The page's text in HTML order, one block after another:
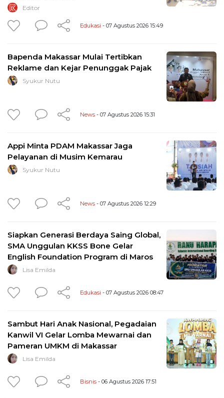
Editor
Edukasi - 07 Agustus 2026 15:49
Bapenda Makassar Mulai Tertibkan
Reklame dan Kejar Penunggak Pajak
Syukur Nutu
News - 07 Agustus 2026 15:31
Appi Minta PDAM Makassar Jaga
Pelayanan di Musim Kemarau
Syukur Nutu
News - 07 Agustus 2026 12:29
Siapkan Generasi Berdaya Saing Global,
SMA Unggulan KKSS Bone Gelar
English Foundation Program di Maros
Lisa Emilda
Edukasi - 07 Agustus 2026 08:47
Sambut Hari Anak Nasional, Pegadaian
Kanwil VI Gelar Lomba Mewarnai dan
Pameran UMKM di Makassar
Lisa Emilda
Bisnis - 06 Agustus 2026 17:51